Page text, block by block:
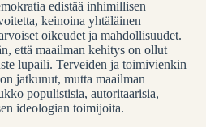
edistää inhimillisen
keinoina yhtäläinen
oikeudet ja mahdollisuudet.
että maailman kehitys on ollut
lupaili. Terveiden ja toimivienkin
jatkunut, mutta maailman
populistisia, autoritaarisia,
ideologian toimijoita.